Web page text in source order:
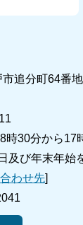
追分町64番
時30分から17
及び年末年始
わせ先]